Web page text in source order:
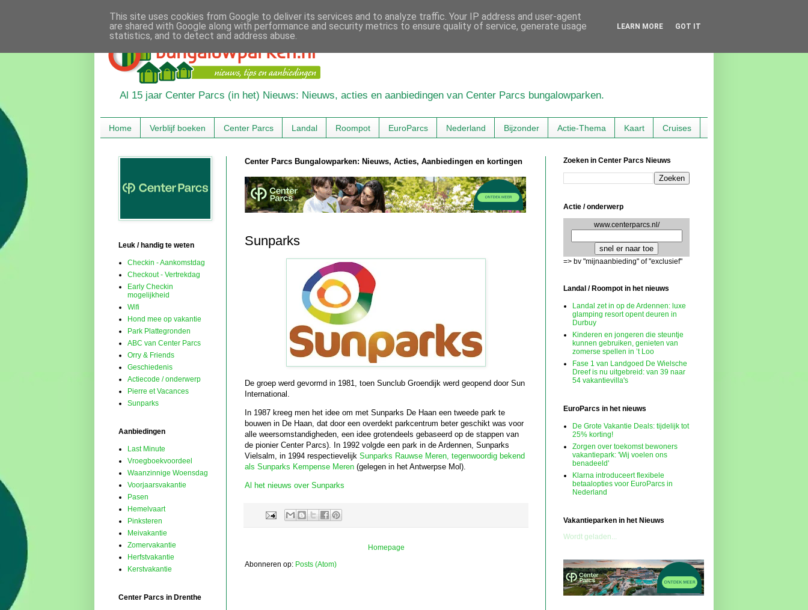
Al 15 jaar Center Parcs (in het) Nieuws: Nieuws, acties en aanbiedingen van Center Parcs bungalowparken.
Home Verblijf boeken Center Parcs Landal Roompot EuroParcs Nederland Bijzonder Actie-Thema Kaart Cruises
Center Parcs Bungalowparken: Nieuws, Acties, Aanbiedingen en kortingen
Sunparks
De groep werd gevormd in 1981, toen Sunclub Groendijk werd geopend door Sun
International.
In 1987 kreeg men het idee om met Sunparks De Haan een tweede park te
bouwen in De Haan, dat door een overdekt parkcentrum beter geschikt was voor
alle weersomstandigheden, een idee grotendeels gebaseerd op de stappen van
de pionier Center Parcs). In 1992 volgde een park in de Ardennen, Sunparks
Vielsalm, in 1994 respectievelijk Sunparks Rauwse Meren, tegenwoordig bekend
als Sunparks Kempense Meren (gelegen in het Antwerpse Mol).
Al het nieuws over Sunparks
Homepage
Abonneren op: Posts (Atom)
Leuk / handig te weten
Checkin - Aankomstdag
Checkout - Vertrekdag
Early Checkin
mogelijkheid
Wifi
Hond mee op vakantie
Park Plattegronden
ABC van Center Parcs
Orry & Friends
Geschiedenis
Actiecode / onderwerp
Pierre et Vacances
Sunparks
Aanbiedingen
Last Minute
Vroegboekvoordeel
Waanzinnige Woensdag
Voorjaarsvakantie
Pasen
Hemelvaart
Pinksteren
Meivakantie
Zomervakantie
Herfstvakantie
Kerstvakantie
Center Parcs in Drenthe
Zoeken in Center Parcs Nieuws
Actie / onderwerp
www.centerparcs.nl/
=> bv "mijnaanbieding" of "exclusief"
Landal / Roompot in het nieuws
Landal zet in op de Ardennen: luxe
glamping resort opent deuren in
Durbuy
Kinderen en jongeren die steuntje
kunnen gebruiken, genieten van
zomerse spellen in ’t Loo
Fase 1 van Landgoed De Wielsche
Dreef is nu uitgebreid: van 39 naar
54 vakantievilla's
EuroParcs in het nieuws
De Grote Vakantie Deals: tijdelijk tot
25% korting!
Zorgen over toekomst bewoners
vakantiepark: 'Wij voelen ons
benadeeld'
Klarna introduceert flexibele
betaalopties voor EuroParcs in
Nederland
Vakantieparken in het Nieuws
Wordt geladen...
This site uses cookies from Google to deliver its services and to analyze traffic. Your IP address and user-agent
are shared with Google along with performance and security metrics to ensure quality of service, generate usage
statistics, and to detect and address abuse.
LEARN MORE GOT IT